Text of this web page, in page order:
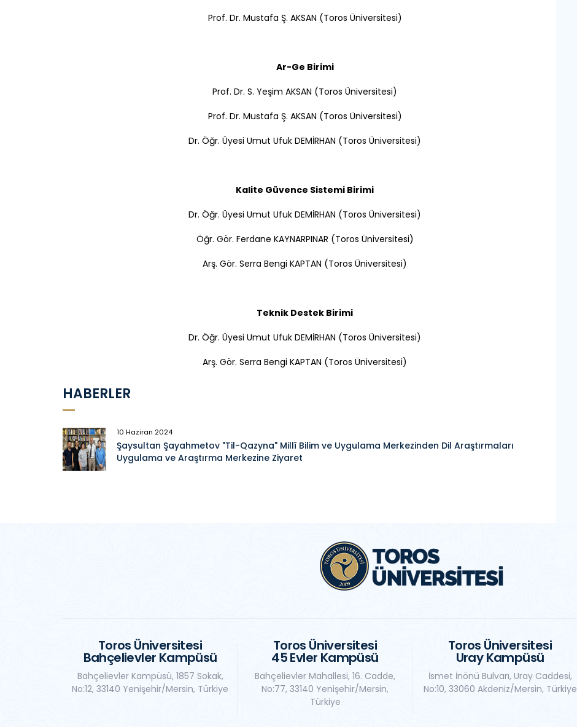
Prof. Dr. Mustafa Ş. AKSAN (Toros Üniversitesi)
Ar-Ge Birimi
Prof. Dr. S. Yeşim AKSAN (Toros Üniversitesi)
Prof. Dr. Mustafa Ş. AKSAN (Toros Üniversitesi)
Dr. Öğr. Üyesi Umut Ufuk DEMİRHAN (Toros Üniversitesi)
Kalite Güvence Sistemi Birimi
Dr. Öğr. Üyesi Umut Ufuk DEMİRHAN (Toros Üniversitesi)
Öğr. Gör. Ferdane KAYNARPINAR (Toros Üniversitesi)
Arş. Gör. Serra Bengi KAPTAN (Toros Üniversitesi)
Teknik Destek Birimi
Dr. Öğr. Üyesi Umut Ufuk DEMİRHAN (Toros Üniversitesi)
Arş. Gör. Serra Bengi KAPTAN (Toros Üniversitesi)
HABERLER
10 Haziran 2024
Şaysultan Şayahmetov "Til-Qazyna" Millî Bilim ve Uygulama Merkezinden Dil Araştırmaları
Uygulama ve Araştırma Merkezine Ziyaret
Toros Üniversitesi
Bahçelievler Kampüsü
Bahçelievler Kampüsü, 1857 Sokak,
No:12, 33140 Yenişehir/Mersin, Türkiye
Toros Üniversitesi
45 Evler Kampüsü
Bahçelievler Mahallesi, 16. Cadde,
No:77, 33140 Yenişehir/Mersin,
Türkiye
Toros Üniversitesi
Uray Kampüsü
İsmet İnönü Bulvarı, Uray Caddesi,
No:10, 33060 Akdeniz/Mersin, Türkiye